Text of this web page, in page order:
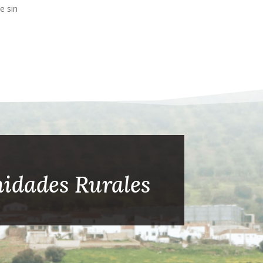
sin
Rurales